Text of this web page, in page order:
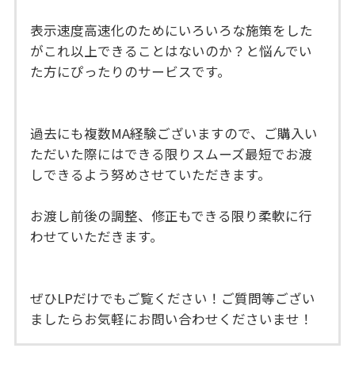
表示速度高速化のためにいろいろな施策をした
がこれ以上できることはないのか？と悩んでい
た方にぴったりのサービスです。
過去にも複数MA経験ございますので、ご購入い
ただいた際にはできる限りスムーズ最短でお渡
しできるよう努めさせていただきます。
お渡し前後の調整、修正もできる限り柔軟に行
わせていただきます。
ぜひLPだけでもご覧ください！ご質問等ござい
ましたらお気軽にお問い合わせくださいませ！